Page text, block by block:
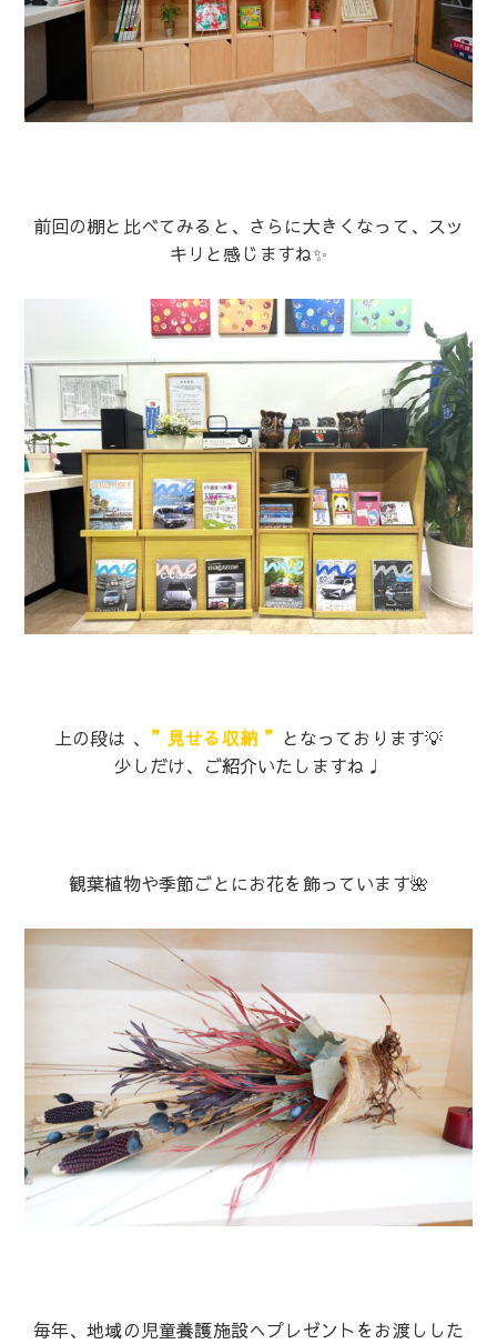
前回の棚と比べてみると、さらに大きくなって、スッ
キリと感じますね✨
上の段は 、 ”見せる収納 ” となっております💡
少しだけ、ご紹介いたしますね♩
観葉植物や季節ごとにお花を飾っています🌺
毎年、地域の児童養護施設へプレゼントをお渡しした